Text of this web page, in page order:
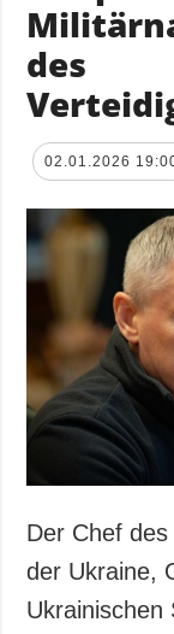
des
02.01.2026
Der Chef
der Ukraine,
Ukrainischen